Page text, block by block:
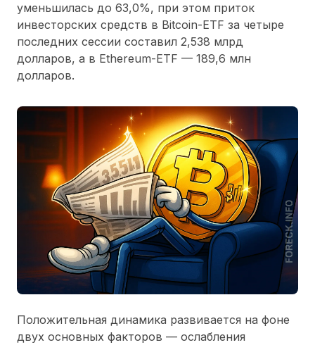
уменьшилась до 63,0%, при этом приток
инвесторских средств в Bitcoin-ETF за четыре
последних сессии составил 2,538 млрд
долларов, а в Ethereum-ETF — 189,6 млн
долларов.
Положительная динамика развивается на фоне
двух основных факторов — ослабления